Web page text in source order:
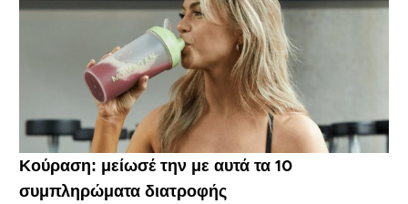
Κούραση: μείωσέ την με αυτά τα 10
συμπληρώματα διατροφής